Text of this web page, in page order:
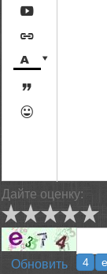






Дайте оценку:
Обновить